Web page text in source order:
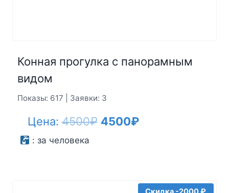
Конная прогулка с панорамным
видом
Показы: 617 | Заявки: 3
Цена:4500₽ Первоначальная
4500₽Текущая
: за человека